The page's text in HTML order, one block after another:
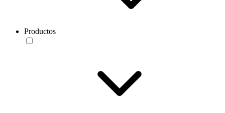
Productos